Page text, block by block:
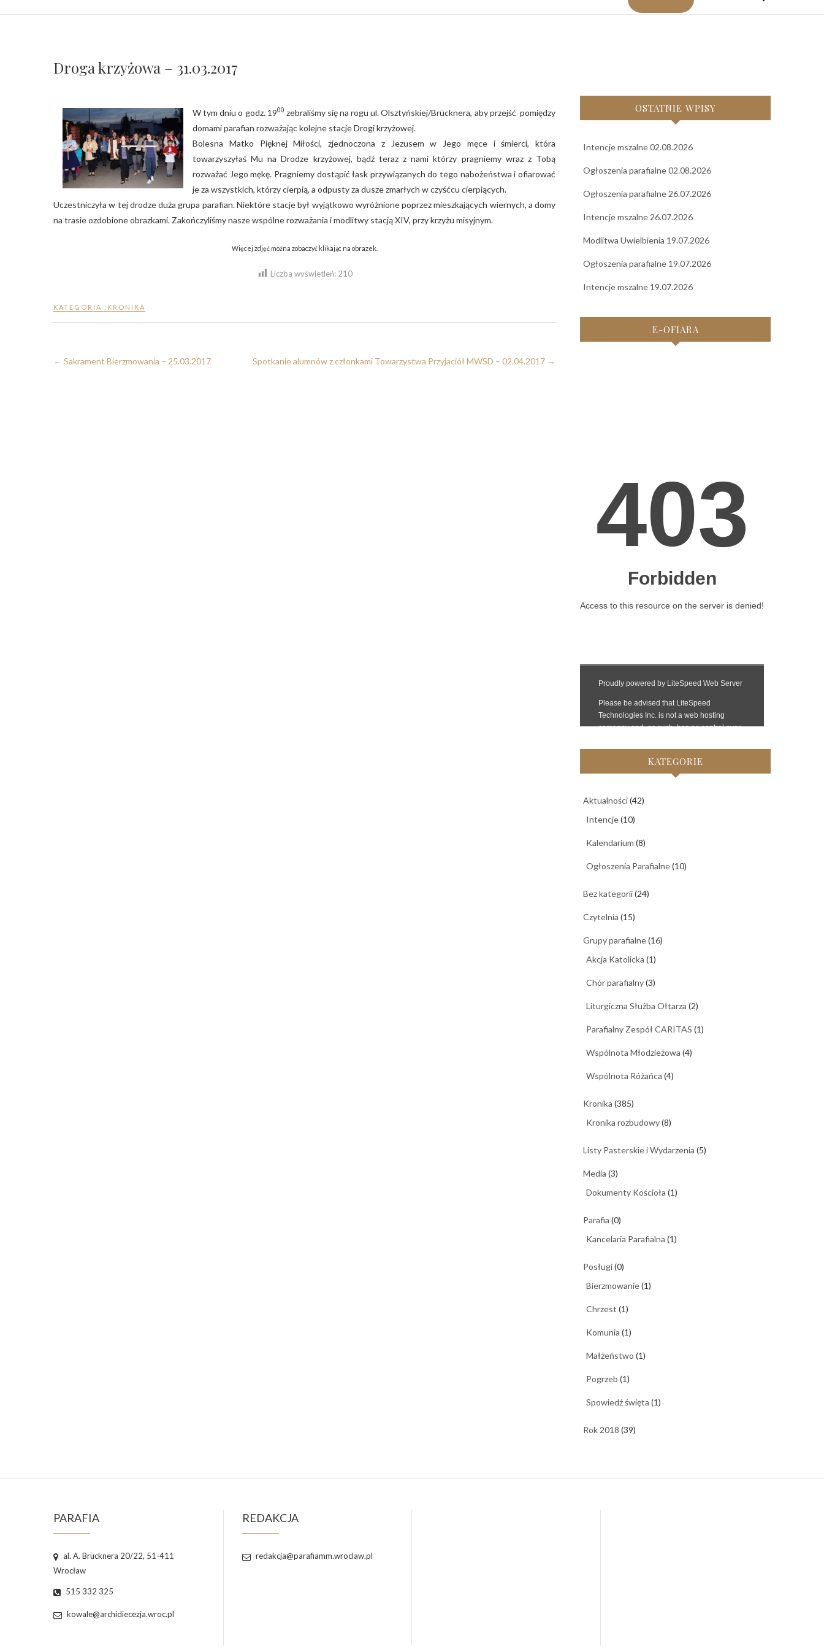
Droga krzyżowa – 31.03.2017
W tym dniu o godz. 1900 zebraliśmy się na rogu ul. Olsztyńskiej/Brücknera, aby przejść pomiędzy
domami parafian rozważając kolejne stacje Drogi krzyżowej.
Bolesna Matko Pięknej Miłości, zjednoczona z Jezusem w Jego męce i śmierci, która
towarzyszyłaś Mu na Drodze krzyżowej, bądź teraz z nami którzy pragniemy wraz z Tobą
rozważać Jego mękę. Pragniemy dostąpić łask przywiązanych do tego nabożeństwa i ofiarować
je za wszystkich, którzy cierpią, a odpusty za dusze zmarłych w czyśćcu cierpiących.
Uczestniczyła w tej drodze duża grupa parafian. Niektóre stacje był wyjątkowo wyróżnione poprzez mieszkających wiernych, a domy
na trasie ozdobione obrazkami. Zakończyliśmy nasze wspólne rozważania i modlitwy stacją XIV, przy krzyżu misyjnym.
Więcej zdjęć można zobaczyć klikając na obrazek.
Liczba wyświetleń: 210
KATEGORIA : KRONIKA
← Sakrament Bierzmowania – 25.03.2017 Spotkanie alumnów z członkami Towarzystwa Przyjaciół MWSD – 02.04.2017 →
OSTATNIE WPISY
Intencje mszalne 02.08.2026
Ogłoszenia parafialne 02.08.2026
Ogłoszenia parafialne 26.07.2026
Intencje mszalne 26.07.2026
Modlitwa Uwielbienia 19.07.2026
Ogłoszenia parafialne 19.07.2026
Intencje mszalne 19.07.2026
E-OFIARA
KATEGORIE
Aktualności(42)
Intencje(10)
Kalendarium (8)
Ogłoszenia Parafialne(10)
Bez kategorii(24)
Czytelnia (15)
Grupy parafialne(16)
Akcja Katolicka (1)
Chór parafialny(3)
Liturgiczna Służba Ołtarza (2)
Parafialny Zespół CARITAS (1)
Wspólnota Młodzieżowa (4)
Wspólnota Różańca (4)
Kronika (385)
Kronika rozbudowy(8)
Listy Pasterskie i Wydarzenia (5)
Media (3)
Dokumenty Kościoła (1)
Parafia (0)
Kancelaria Parafialna (1)
Posługi(0)
Bierzmowanie(1)
Chrzest (1)
Komunia (1)
Małżeństwo (1)
Pogrzeb (1)
Spowiedź święta (1)
Rok 2018 (39)
PARAFIA
al. A. Brücknera 20/22, 51-411
Wrocław
515 332 325
kowale@archidiecezja.wroc.pl
REDAKCJA
redakcja@parafiamm.wroclaw.pl